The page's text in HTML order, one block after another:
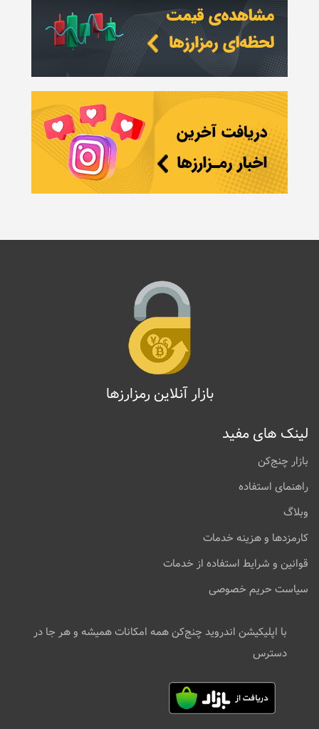
بازار آنلاین رمزارزها
لینک های مفید
بازار چنج‌کن
راهنمای استفاده
وبلاگ
کارمزدها و هزینه خدمات
قوانین و شرایط استفاده از خدمات
سیاست حریم خصوصی
با اپلیکیشن اندروید چنج‌کن همه امکانات همیشه و هر جا در
دسترس